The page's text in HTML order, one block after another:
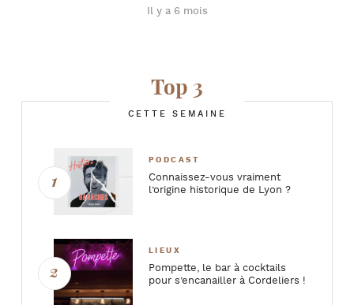
Il y a 6 mois
Top 3
CETTE SEMAINE
PODCAST
Connaissez-vous vraiment
l’origine historique de Lyon ?
LIEUX
Pompette, le bar à cocktails
pour s’encanailler à Cordeliers !